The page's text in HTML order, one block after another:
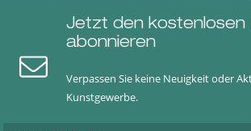
Jetzt den
abonnieren
Verpassen Sie keine Neuigkeit oder
Kunstgewerbe.